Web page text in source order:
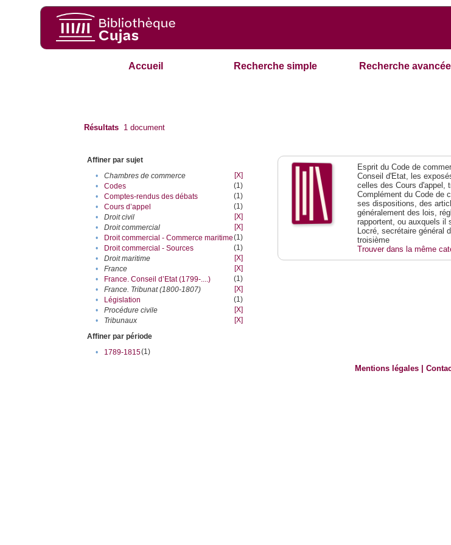
Accueil Recherche simple Recherche avancée
Résultats 1 document
Affiner par sujet
•
Chambres de commerce
[X]
•
Codes
(1)
•
Comptes-rendus des débats
(1)
•
Cours d’appel
(1)
•
Droit civil
[X]
•
Droit commercial
[X]
•
Droit commercial - Commerce maritime(1)
•
Droit commercial - Sources
(1)
•
Droit maritime
[X]
•
France
[X]
•
France. Conseil d’Etat (1799-....)
(1)
•
France. Tribunat (1800-1807)
[X]
•
Législation
(1)
•
Procédure civile
[X]
•
Tribunaux
[X]
Affiner par période
•
1789-1815(1)
Esprit du Code de
Conseil d'Etat, les
celles des Cours d'appel,
Complément du Code de
ses dispositions, des
généralement des lois,
rapportent, ou auxquels il
Locré, secrétaire général
troisième
Trouver dans la même
Mentions légales |